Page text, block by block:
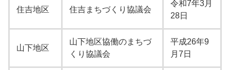
住吉地区 住吉まちづくり協議会
令和7年3月
28日
山下地区
山下地区協働のまちづ
くり協議会
平成26年9
月7日